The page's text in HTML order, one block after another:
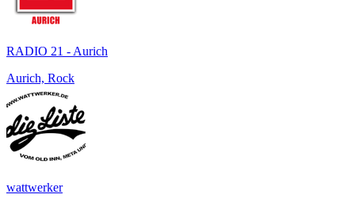
RADIO 21 - Aurich
Aurich, Rock
wattwerker